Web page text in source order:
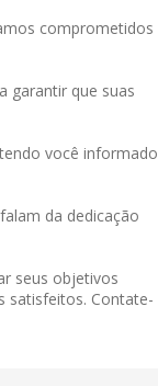
comprometidos
garantir que suas
você informado
da dedicação
seus objetivos
satisfeitos. Contate-